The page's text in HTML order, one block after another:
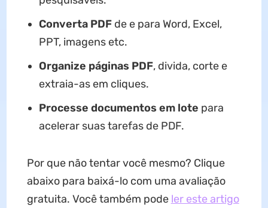
Converta PDFde e para Word, Excel,
PPT, imagens etc.
Organize páginas PDF, divida, corte e
extraia-as em cliques.
Processe documentos em lote para
acelerar suas tarefas de PDF.
Por que não tentar você mesmo? Clique
abaixo para baixá-lo com uma avaliação
gratuita. Você também pode ler este artigo